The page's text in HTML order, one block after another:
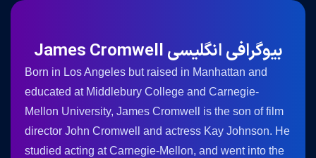
بیوگرافی انگلیسی James Cromwell
Born in Los Angeles but raised in Manhattan and
educated at Middlebury College and Carnegie-
Mellon University, James Cromwell is the son of film
director John Cromwell and actress Kay Johnson. He
studied acting at Carnegie-Mellon, and went into the